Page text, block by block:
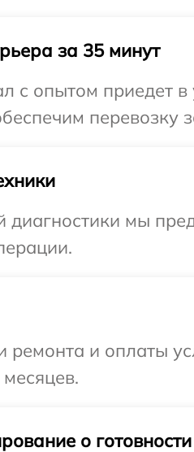
за 35 минут
с опытом приедет
перевозку
диагностики мы
ремонта и оплаты
о готовности